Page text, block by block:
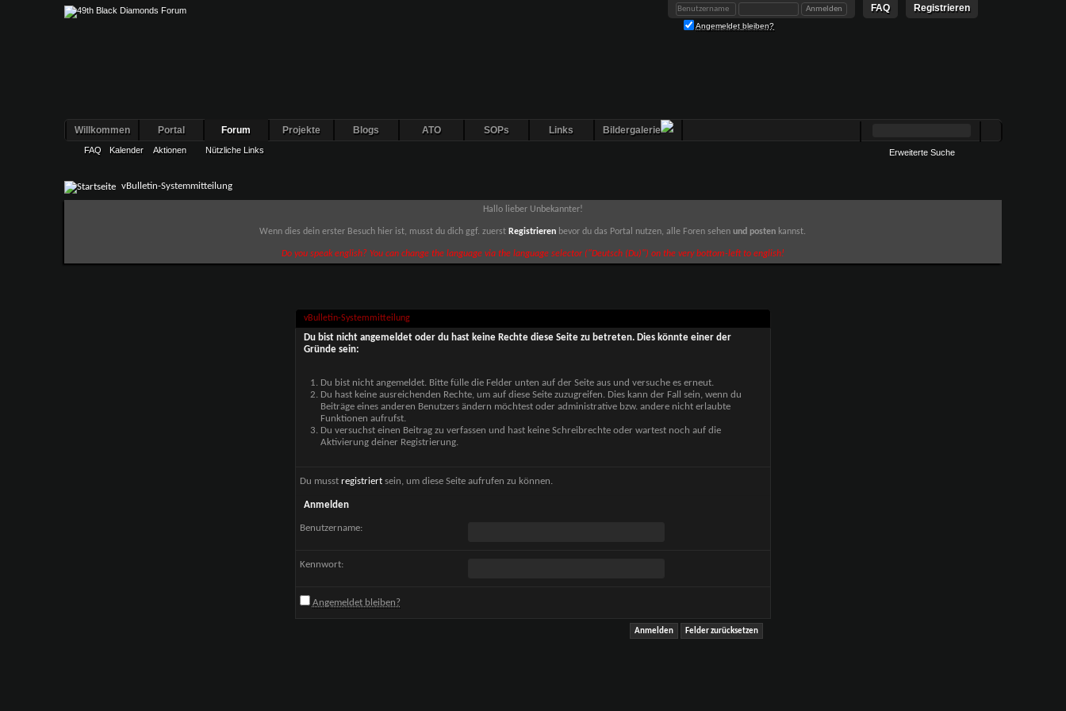
Registrieren
FAQ
Angemeldet bleiben?
Willkommen Portal Forum
FAQ Kalender Aktionen Nützliche Links
Projekte Blogs ATO SOPs Links Bildergalerie
Erweiterte Suche
vBulletin-Systemmitteilung
Hallo lieber Unbekannter!
Wenn dies dein erster Besuch hier ist, musst du dich ggf. zuerst Registrieren bevor du das Portal nutzen, alle Foren sehenund posten kannst.
Do you speak english? You can change the language via the language selector ("Deutsch (Du)") on the very bottom-left to english!
vBulletin-Systemmitteilung
Du bist nicht angemeldet oder du hast keine Rechte diese Seite zu betreten. Dies könnte einer der
Gründe sein:
Du bist nicht angemeldet. Bitte fülle die Felder unten auf der Seite aus und versuche es erneut.
Du hast keine ausreichenden Rechte, um auf diese Seite zuzugreifen. Dies kann der Fall sein, wenn du
Beiträge eines anderen Benutzers ändern möchtest oder administrative bzw. andere nicht erlaubte
Funktionen aufrufst.
Du versuchst einen Beitrag zu verfassen und hast keine Schreibrechte oder wartest noch auf die
Aktivierung deiner Registrierung.
Du musst registriertsein, um diese Seite aufrufen zu können.
Anmelden
Benutzername:
Kennwort:
Angemeldet bleiben?